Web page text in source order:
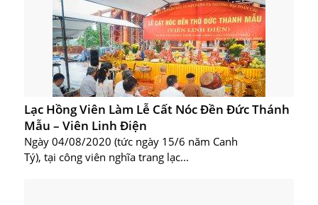
Lạc Hồng Viên Làm Lễ Cất Nóc Đền Đức Thánh
Mẫu – Viên Linh Điện
Ngày 04/08/2020 (tức ngày 15/6 năm Canh
Tý), tại công viên nghĩa trang lạc...